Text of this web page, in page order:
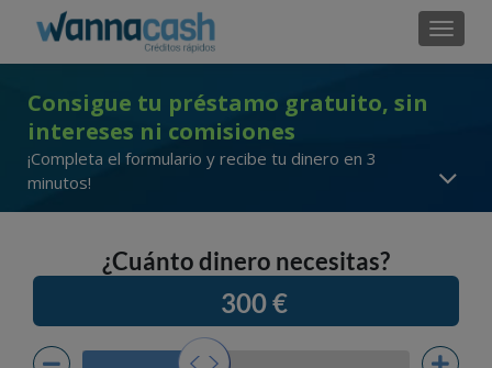
Consigue tu préstamo gratuito, sin
intereses ni comisiones
¡Completa el formulario y recibe tu dinero en 3
minutos!